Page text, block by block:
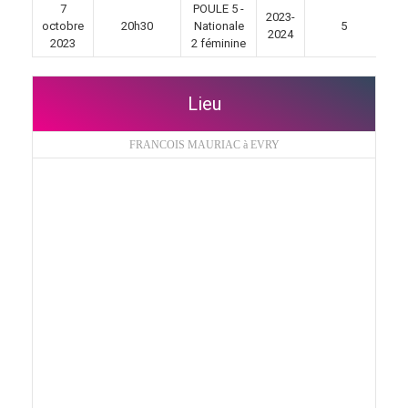
7
octobre
2023
20h30
POULE 5 -
Nationale
2 féminine
2023-
2024
5
Lieu
FRANCOIS MAURIAC à EVRY